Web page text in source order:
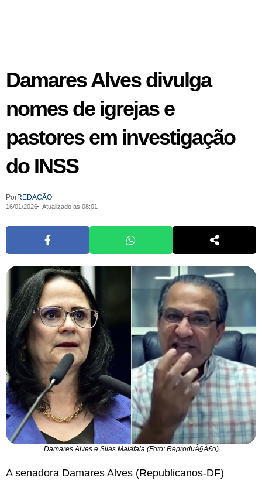
Damares Alves divulga
nomes de igrejas e
pastores em investigação
do INSS
PorREDAÇÃO
16/01/2026 Atualizado às 08:01
Damares Alves e Silas Malafaia (Foto: ReproduÃ§Ã£o)
A senadora Damares Alves (Republicanos-DF)